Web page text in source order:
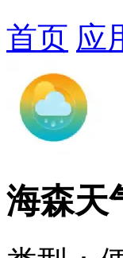
首页 应
海森天